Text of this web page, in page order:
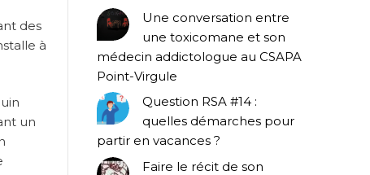
des
à
un
Une conversation entre
une toxicomane et son
médecin addictologue au CSAPA
Point-Virgule
Question RSA #14 :
quelles démarches pour
partir en vacances ?
Faire le récit de son